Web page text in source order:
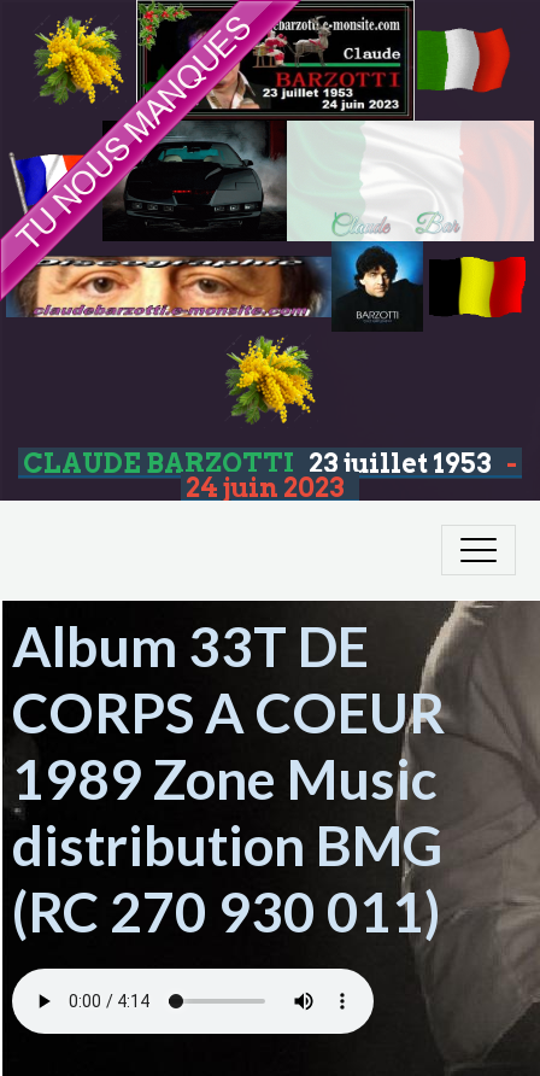
CLAUDE BARZOTTI 23 juillet 1953 -
24 juin 2023
Album 33T DE
CORPS A COEUR
1989 Zone Music
distribution BMG
(RC 270 930 011)